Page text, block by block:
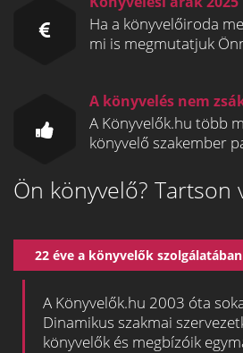
Ha a könyvelőiroda
mi is megmutatjuk
A könyvelés nem
A Könyvelők.hu több
könyvelő szakember
Ön könyvelő? Tartson
22 éve a könyvelők szolgálatában
A Könyvelők.hu 2003 óta
Dinamikus szakmai
könyvelők és megbízóik